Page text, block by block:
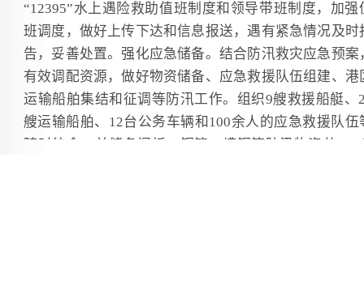
“12395”水上遇险救助值班制度和领导带班制度，加强
班调度，做好上传下达和信息报送，遇有紧急情况及时
告，妥善处置。强化应急储备。结合防汛救灾应急预案
有效调配资源，做好物资储备、应急救援队伍组建、港
运输船舶集结和征调等防汛工作。组织9艘救援船艇、
艘运输船舶、12台公务车辆和100余人的应急救援队伍
随时待命，并储备闸板、钢管、槽钢等防汛物资共100